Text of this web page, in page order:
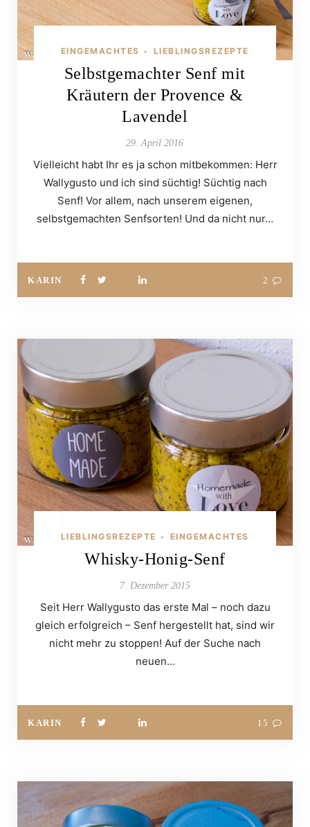
EINGEMACHTES • LIEBLINGSREZEPTE
Selbstgemachter Senf mit
Kräutern der Provence &
Lavendel
29. April 2016
Vielleicht habt Ihr es ja schon mitbekommen: Herr
Wallygusto und ich sind süchtig! Süchtig nach
Senf! Vor allem, nach unserem eigenen,
selbstgemachten Senfsorten! Und da nicht nur…
KARIN 2
LIEBLINGSREZEPTE • EINGEMACHTES
Whisky-Honig-Senf
7. Dezember 2015
Seit Herr Wallygusto das erste Mal – noch dazu
gleich erfolgreich – Senf hergestellt hat, sind wir
nicht mehr zu stoppen! Auf der Suche nach
neuen…
KARIN 15